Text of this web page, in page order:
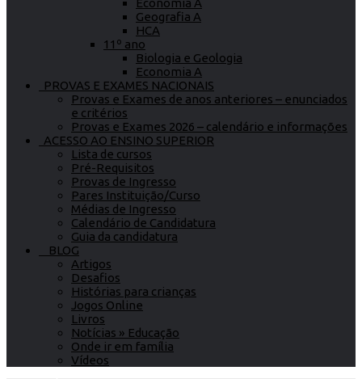
Economia A
Geografia A
HCA
11º ano
Biologia e Geologia
Economia A
PROVAS E EXAMES NACIONAIS
Provas e Exames de anos anteriores – enunciados
e critérios
Provas e Exames 2026 – calendário e informações
ACESSO AO ENSINO SUPERIOR
Lista de cursos
Pré-Requisitos
Provas de Ingresso
Pares Instituição/Curso
Médias de Ingresso
Calendário de Candidatura
Guia da candidatura
BLOG
Artigos
Desafios
Histórias para crianças
Jogos Online
Livros
Notícias » Educação
Onde ir em família
Vídeos